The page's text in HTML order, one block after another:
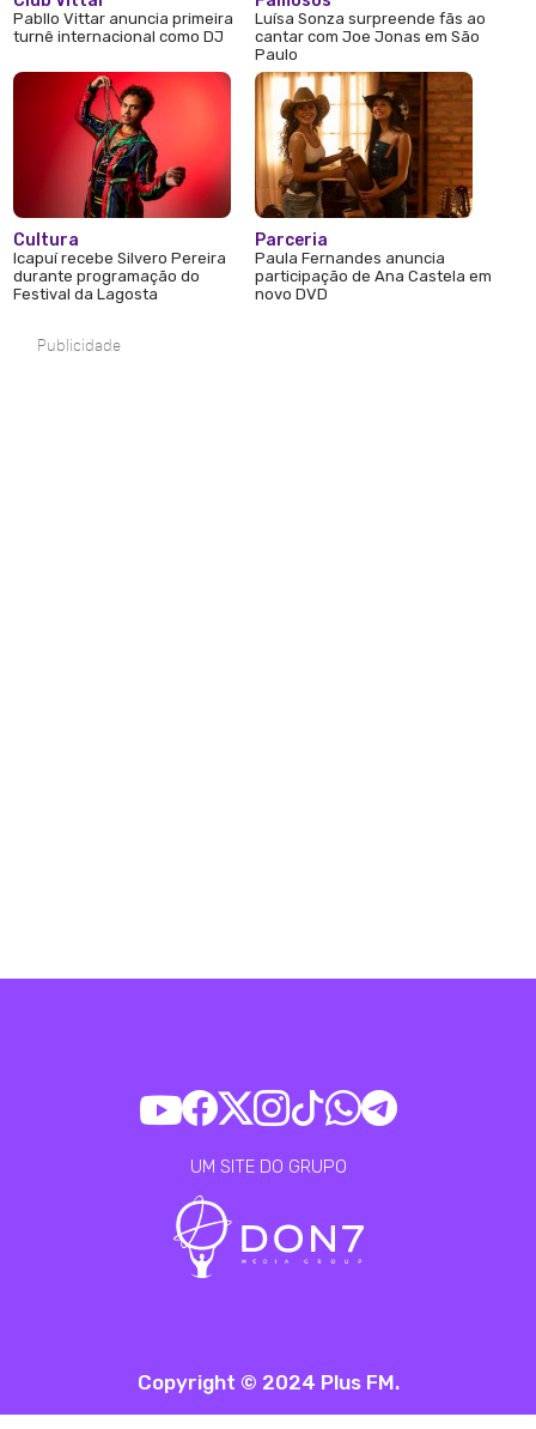
Pabllo Vittar anuncia primeira
turnê internacional como DJ
Cultura
Icapuí recebe Silvero Pereira
durante programação do
Festival da Lagosta
Luísa Sonza surpreende fãs ao
cantar com Joe Jonas em São
Paulo
Parceria
Paula Fernandes anuncia
participação de Ana Castela em
novo DVD
Publicidade
UM SITE DO GRUPO
Copyright © 2024 Plus FM.